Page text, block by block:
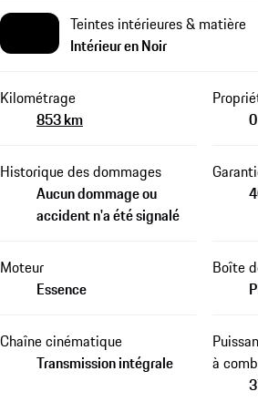
Teintes intérieures & matière
Intérieur en Noir
Kilométrage
853 km
0
Historique des dommages
Aucun dommage ou
accident n'a été signalé
Moteur
Essence
Boîte
Chaîne cinématique
Transmission intégrale
à